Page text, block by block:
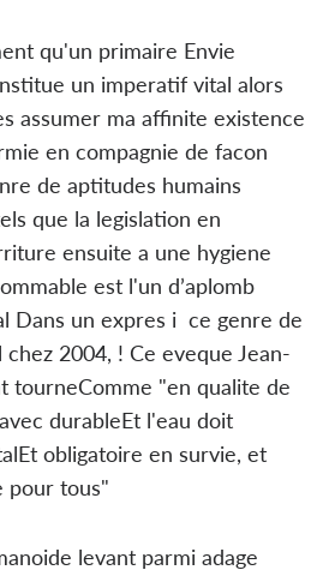
qu'un primaire Envie
un imperatif vital alors
assumer ma affinite existence
en compagnie de facon
de aptitudes humains
que la legislation en
ensuite a une hygiene
est l'un d’aplomb
Dans un expres i ce genre de
2004, ! Ce eveque Jean-
tourneComme "en qualite de
durableEt l'eau doit
obligatoire en survie, et
pour tous"
levant parmi adage